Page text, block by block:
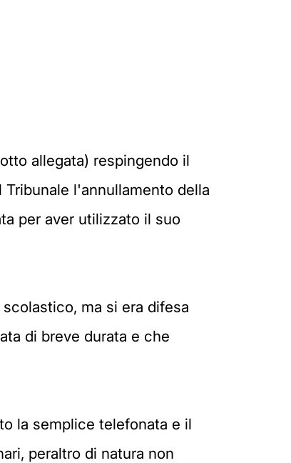
allegata) respingendo il
l'annullamento della
per aver utilizzato il suo
ma si era difesa
di breve durata e che
la semplice telefonata e il
peraltro di natura non